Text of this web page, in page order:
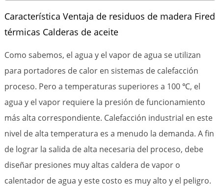
Característica Ventaja de residuos de madera Fired
térmicas Calderas de aceite
Como sabemos, el agua y el vapor de agua se utilizan
para portadores de calor en sistemas de calefacción
proceso. Pero a temperaturas superiores a 100 ℃, el
agua y el vapor requiere la presión de funcionamiento
más alta correspondiente. Calefacción industrial en este
nivel de alta temperatura es a menudo la demanda. A fin
de lograr la salida de alta necesaria del proceso, debe
diseñar presiones muy altas caldera de vapor o
calentador de agua y este costo es muy alto y el peligro.